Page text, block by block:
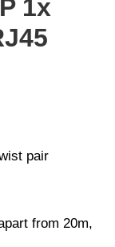
1x
pair
from 20m,